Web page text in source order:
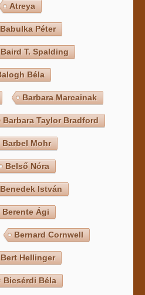
Atreya
Babulka Péter
Baird T. Spalding
Béla
Barbara Marcainak
Barbara Taylor Bradford
Barbel Mohr
Belső Nóra
Benedek István
Berente Ági
Bernard Cornwell
Bert Hellinger
Bicsérdi Béla